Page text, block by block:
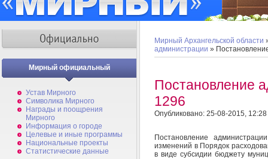
Мирный официальный
Устав Мирного
Символика Мирного
Награды и поощрения
Мирного
Информация о городе
Целевые и иные программы
Национальные проекты
Статистические данные
Мирный Архангельской области
администрации »
Постановление
1296
Опубликовано: 25-08-2015, 12:28
Постановление
изменений в Порядок
в виде субсидии бюджету